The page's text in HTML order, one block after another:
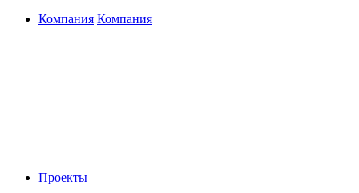
Компания Компания
Проекты